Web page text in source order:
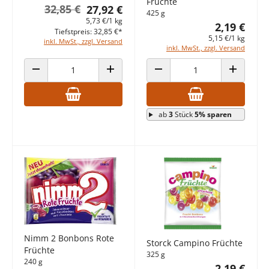
27,92 €
32,85 €
5,73 €/1 kg
inkl. MwSt., zzgl. Versand
Tiefstpreis: 32,85 €*
ANZAHL VERRINGERN ANZAHL ERHÖHEN
425 g
2,19 €
5,15 €/1 kg
inkl. MwSt., zzgl. Versand
ANZAHL VERRINGERN ANZAHL
ab3Stück5% sparen
Nimm 2 Bonbons Rote
Früchte
240 g
Storck Campino Früchte
325 g